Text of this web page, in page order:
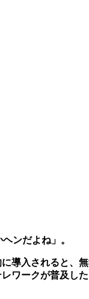
ンだよね」。
導入されると、
ワークが普及した